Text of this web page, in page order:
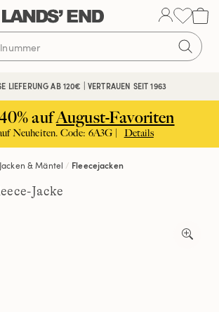
LIEFERUNG AB 120€ | VERTRAUEN SEIT 1963
KOSTENFREIE RÜCKSENDUNG
aufAugust-Favoriten
Neuheiten. Code: 6A3G | Details
Jacken & Mäntel Fleecejacken
Jacke